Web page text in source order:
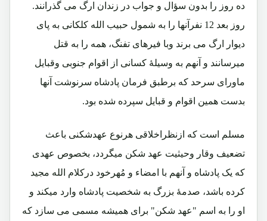
ده روز را بدون سؤال و جواب در زندان ارگ می گذرانند.
روز بعد 12 نفرآنها را به شمول حبیب الله کلکانی به پای
دیوار ارگ می برند وبا فیرهای تفنگ، همه را به قتل
میرسانند و آنهم به وسیلۀ کسانی از اقوام جنوبی وقبایل
ماورای سرحد که برطبق فرمان پادشاه سرنوشت آنها
بدست همین اقوام و قبایل سپرده شده بود.
مسلم است که ازنظراخلاقی هرنوع عهدشکنی باعث
تضعیف وقار وحیثیت عهد شکن میگردد، بخصوص عهدی
که یک پادشاه و آنهم با امضاء و مُهرخود درکلام الله مجید
کرده باشد، صدمۀ بزرگ به شخصیت پادشاه وارد میکند و
او را به اسم "عهد شکن" برای همیشه مسمی می سازد که